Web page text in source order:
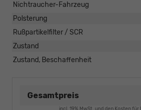
Nichtraucher-Fahrzeug
Polsterung
Rußpartikelfilter / SCR
Zustand
Zustand, Beschaffenheit
Gesamtpreis